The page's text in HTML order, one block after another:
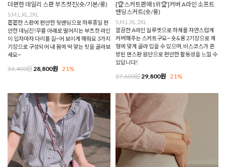
더편한 데일리 스판 부츠컷진(숏/기본/롱)
S,M,L,XL,2XL
쫀쫀한 스판에 편안한 뒷밴딩으로 하루종일 편
안한 데님진!무릎 아래로 떨어지는 부츠컷 라인
이 입자마자 다리를 길~어 보이게 해줘요 3가지
기장으로 구성되어 내 몸에 딱 맞는 핏을 골라보
세요~
36,400원28,800원 21%
[🏆스커트판매1위🏆]커버 A라인 소프트
밴딩스커트(숏/롱)
S,M,L,XL,2XL
깔끔한 A라인 실루엣으로 하체를 자연스럽게
커버해주는 스커트구요~ 숏&롱 2기장으로 체
형에 맞게 골라 입을 수 있으며, 비스코스가 혼
방된 면스판 원단으로 편안한 활동성을 느낄 수
있답니다!
37,600원29,800원 21%